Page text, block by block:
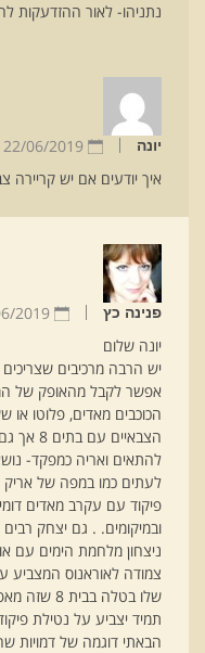
נתניהו- לאור ההזדעקות
יונה 22/06/2019 ,
איך יודעים אם יש קריירה
פנינה כץ 2019 ,
יונה שלום
יש הרבה מרכיבים
אפשר לקבל מהאופק של
הכוכבים מאדים, פלוטו או
להתאים ואריה כמפקד-
לעתים כמו במפה של אריק
פיקוד עם עקרב מאדים
ובמיקומים. . גם יצחק
ניצחון מלחמת הימים עם
צמודה לאוראנוס המצביע
שלו בטלה
תמיד יצביע על נטילת
הבאתי דוגמה של דמויות